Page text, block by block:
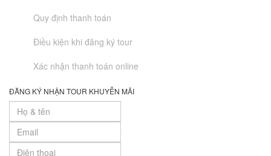
Quy định thanh toán
Điều kiện khi đăng ký tour
Xác nhận thanh toán online
ĐĂNG KÝ NHẬN TOUR KHUYỄN MÃI